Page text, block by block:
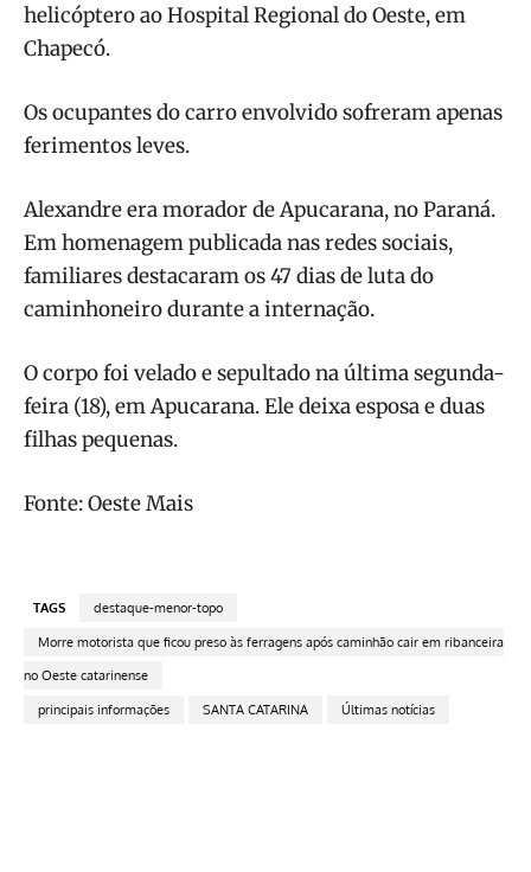
helicóptero ao Hospital Regional do Oeste, em
Chapecó.
Os ocupantes do carro envolvido sofreram apenas
ferimentos leves.
Alexandre era morador de Apucarana, no Paraná.
Em homenagem publicada nas redes sociais,
familiares destacaram os 47 dias de luta do
caminhoneiro durante a internação.
O corpo foi velado e sepultado na última segunda-
feira (18), em Apucarana. Ele deixa esposa e duas
filhas pequenas.
Fonte: Oeste Mais
TAGS destaque-menor-topo
Morre motorista que ficou preso às ferragens após caminhão cair em ribanceira
no Oeste catarinense
principais informações SANTA CATARINA Últimas notícias